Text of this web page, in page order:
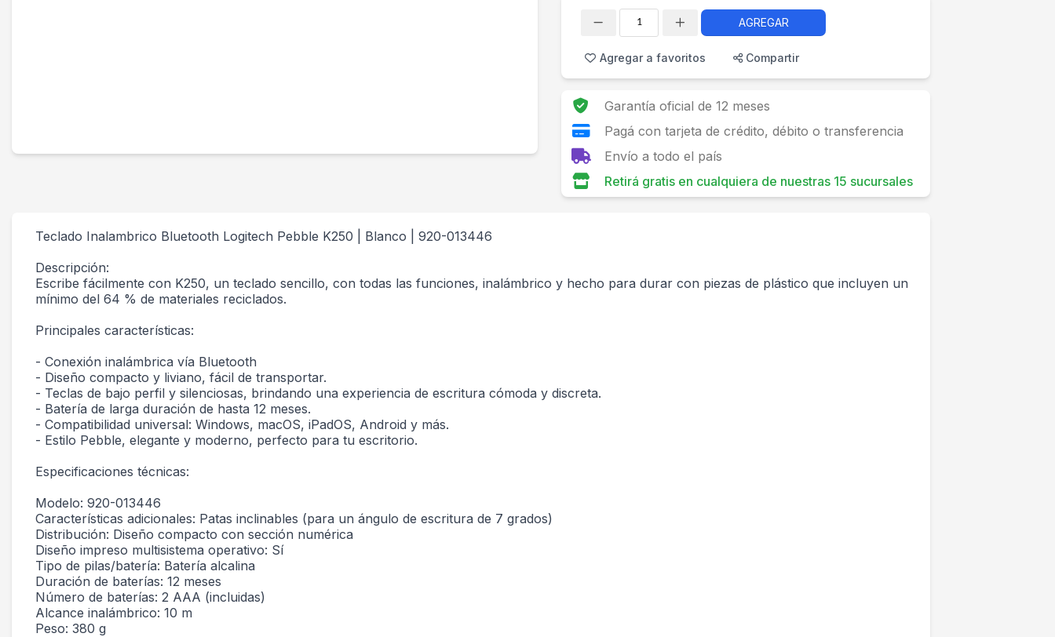
AGREGAR
Agregar a favoritos Compartir
Garantía oficial de 12 meses
Pagá con tarjeta de crédito, débito o transferencia
Envío a todo el país
Retirá gratis en cualquiera de nuestras 15 sucursales
Teclado Inalambrico Bluetooth Logitech Pebble K250 | Blanco | 920-013446
Descripción:
Escribe fácilmente con K250, un teclado sencillo, con todas las funciones, inalámbrico y hecho para durar con piezas de plástico que incluyen un
mínimo del 64 % de materiales reciclados.
Principales características:
- Conexión inalámbrica vía Bluetooth
- Diseño compacto y liviano, fácil de transportar.
- Teclas de bajo perfil y silenciosas, brindando una experiencia de escritura cómoda y discreta.
- Batería de larga duración de hasta 12 meses.
- Compatibilidad universal: Windows, macOS, iPadOS, Android y más.
- Estilo Pebble, elegante y moderno, perfecto para tu escritorio.
Especificaciones técnicas:
Modelo: 920-013446
Características adicionales: Patas inclinables (para un ángulo de escritura de 7 grados)
Distribución: Diseño compacto con sección numérica
Diseño impreso multisistema operativo: Sí
Tipo de pilas/batería: Batería alcalina
Duración de baterías: 12 meses
Número de baterías: 2 AAA (incluidas)
Alcance inalámbrico: 10 m
Peso: 380 g